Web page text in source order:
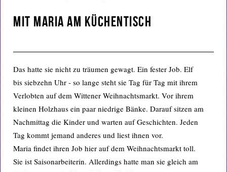
Mit Maria am Küchentisch
Das hatte sie nicht zu träumen gewagt. Ein fester Job. Elf
bis siebzehn Uhr - so lange steht sie Tag für Tag mit ihrem
Verlobten auf dem Wittener Weihnachtsmarkt. Vor ihrem
kleinen Holzhaus ein paar niedrige Bänke. Darauf sitzen am
Nachmittag die Kinder und warten auf Geschichten. Jeden
Tag kommt jemand anderes und liest ihnen vor.
Maria findet ihren Job hier auf dem Weihnachtsmarkt toll.
Sie ist Saisonarbeiterin. Allerdings hatte man sie gleich am